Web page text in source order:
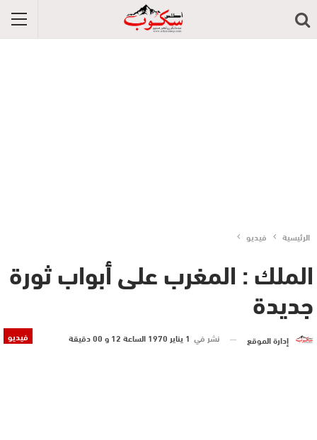
الرئيسية فيديو
الملك : المغرب على أبواب ثورة
جديدة
فيديو إدارة الموقع نشر في 1 يناير 1970 الساعة 12 و 00 دقيقة